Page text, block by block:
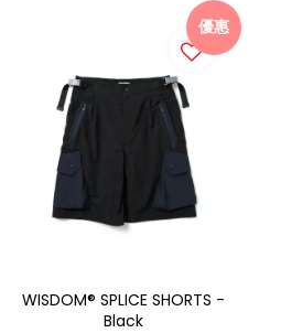
優惠
WISDOM® SPLICE SHORTS -
Black